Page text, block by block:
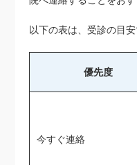
以下の表は、受診の目安
優先度
今すぐ連絡